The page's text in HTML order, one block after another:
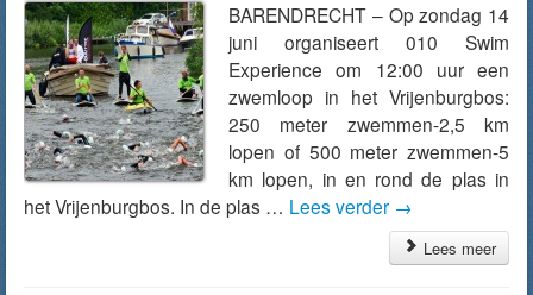
BARENDRECHT – Op zondag 14
juni organiseert 010 Swim
Experience om 12:00 uur een
zwemloop in het Vrijenburgbos:
250 meter zwemmen-2,5 km
lopen of 500 meter zwemmen-5
km lopen, in en rond de plas in
het Vrijenburgbos. In de plas … Lees verder →
Lees meer